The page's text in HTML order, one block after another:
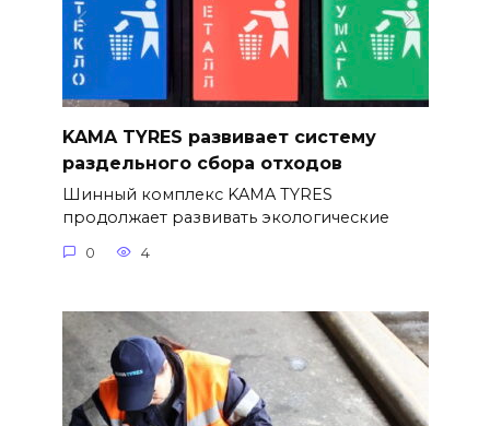
KAMA TYRES развивает систему
раздельного сбора отходов
Шинный комплекс KAMA TYRES
продолжает развивать экологические
0 4